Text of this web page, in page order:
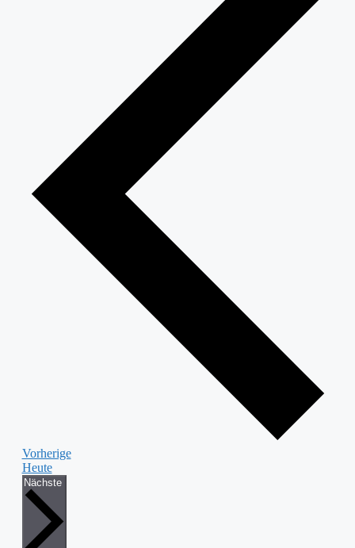
VorherigeVeranstaltungen
Heute
Nächste